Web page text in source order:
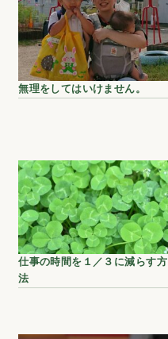
無理をしてはいけません。
仕事の時間を１／３に減らす方
法